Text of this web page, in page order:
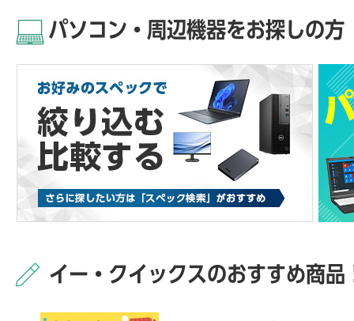
パソコン・周辺機器をお探しの方
イー・クイックスのおすすめ商品